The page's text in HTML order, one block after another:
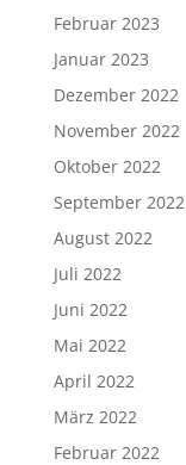
Februar 2023
Januar 2023
Dezember 2022
November 2022
Oktober 2022
September 2022
August 2022
Juli 2022
Juni 2022
Mai 2022
April 2022
März 2022
Februar 2022